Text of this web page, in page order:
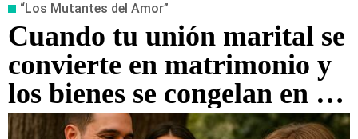
“Los Mutantes del Amor”
Cuando tu unión marital se
convierte en matrimonio y
los bienes se congelan en el
tiempo